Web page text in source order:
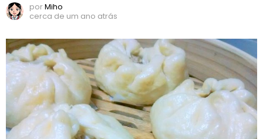
porMiho
cerca de um ano atrás